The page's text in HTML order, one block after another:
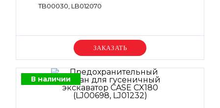
TB00030, LB012070
Уточняйте цену
В наличии